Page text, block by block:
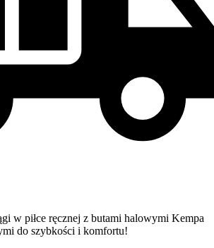
w piłce ręcznej z butami halowymi Kempa
do szybkości i komfortu!